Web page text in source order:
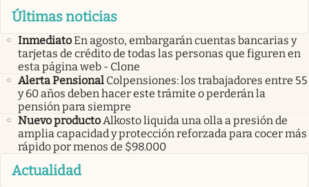
Últimas noticias
InmediatoEn agosto, embargarán cuentas bancarias y
tarjetas de crédito de todas las personas que figuren en
esta página web - Clone
Alerta Pensional Colpensiones: los trabajadores entre 55
y 60 años deben hacer este trámite o perderán la
pensión para siempre
Nuevo productoAlkosto liquida una olla a presión de
amplia capacidad y protección reforzada para cocer más
rápido por menos de $98.000
Actualidad